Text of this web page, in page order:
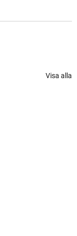
Visa alla